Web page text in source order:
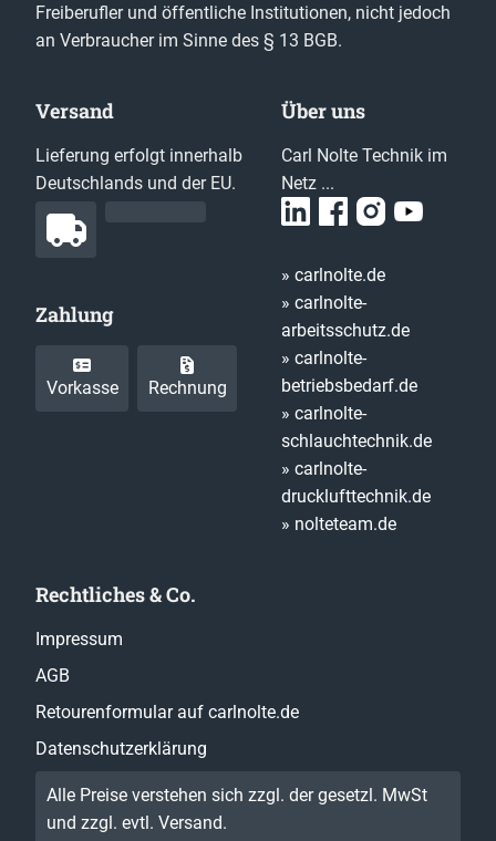
Freiberufler und öffentliche Institutionen, nicht jedoch
an Verbraucher im Sinne des § 13 BGB.
Versand
Lieferung erfolgt innerhalb
Deutschlands und der EU.
Zahlung
Vorkasse Rechnung
Über uns
Carl Nolte Technik im
Netz ...
» carlnolte.de
» carlnolte-
arbeitsschutz.de
» carlnolte-
betriebsbedarf.de
» carlnolte-
schlauchtechnik.de
» carlnolte-
drucklufttechnik.de
» nolteteam.de
Rechtliches & Co.
Impressum
AGB
Retourenformular auf carlnolte.de
Datenschutzerklärung
Alle Preise verstehen sich zzgl. der gesetzl. MwSt
und zzgl. evtl. Versand.